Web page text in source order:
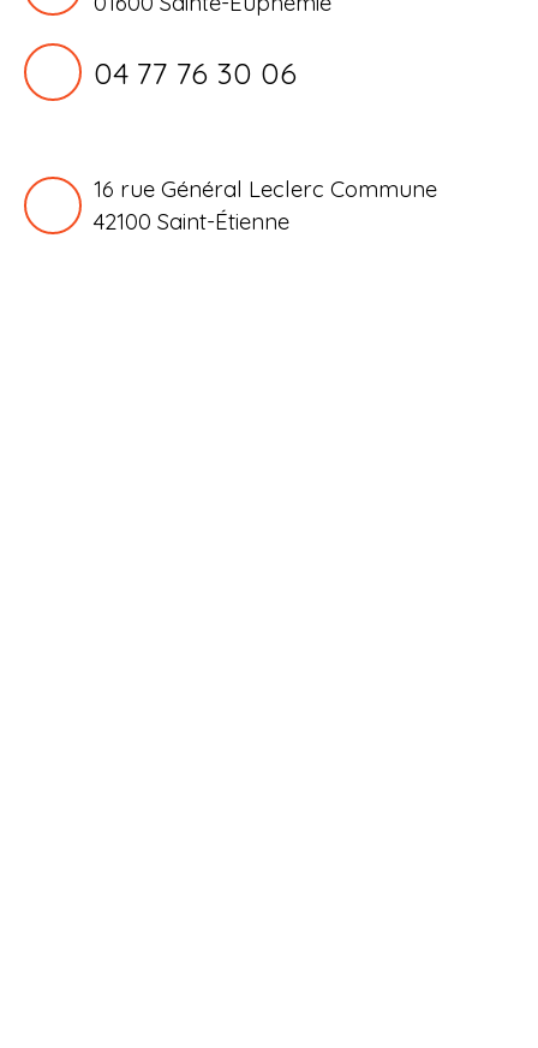
04 77 76 30 06
16 rue Général Leclerc Commune
42100 Saint-Étienne